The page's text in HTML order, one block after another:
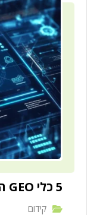
5 כלי GEO המובילים לשנת 2026
קידום